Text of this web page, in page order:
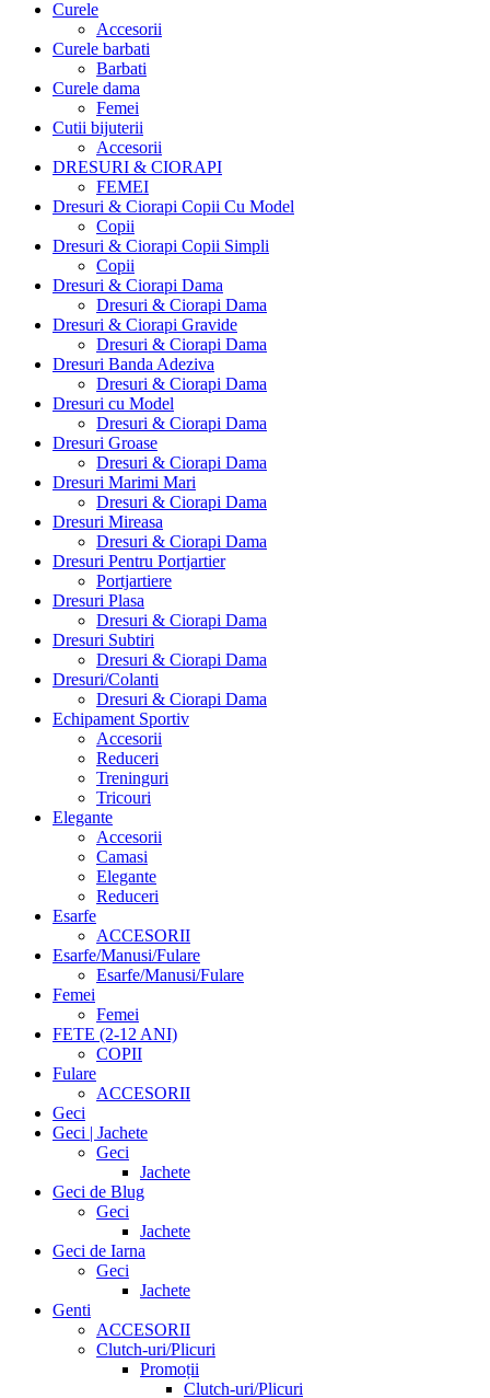
Curele
Accesorii
Curele barbati
Barbati
Curele dama
Femei
Cutii bijuterii
Accesorii
DRESURI & CIORAPI
FEMEI
Dresuri & Ciorapi Copii Cu Model
Copii
Dresuri & Ciorapi Copii Simpli
Copii
Dresuri & Ciorapi Dama
Dresuri & Ciorapi Dama
Dresuri & Ciorapi Gravide
Dresuri & Ciorapi Dama
Dresuri Banda Adeziva
Dresuri & Ciorapi Dama
Dresuri cu Model
Dresuri & Ciorapi Dama
Dresuri Groase
Dresuri & Ciorapi Dama
Dresuri Marimi Mari
Dresuri & Ciorapi Dama
Dresuri Mireasa
Dresuri & Ciorapi Dama
Dresuri Pentru Portjartier
Portjartiere
Dresuri Plasa
Dresuri & Ciorapi Dama
Dresuri Subtiri
Dresuri & Ciorapi Dama
Dresuri/Colanti
Dresuri & Ciorapi Dama
Echipament Sportiv
Accesorii
Reduceri
Treninguri
Tricouri
Elegante
Accesorii
Camasi
Elegante
Reduceri
Esarfe
ACCESORII
Esarfe/Manusi/Fulare
Esarfe/Manusi/Fulare
Femei
Femei
FETE (2-12 ANI)
COPII
Fulare
ACCESORII
Geci
Geci | Jachete
Geci
Jachete
Geci de Blug
Geci
Jachete
Geci de Iarna
Geci
Jachete
Genti
ACCESORII
Clutch-uri/Plicuri
Promoții
Clutch-uri/Plicuri